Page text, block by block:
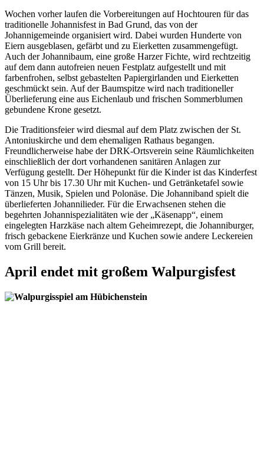
Wochen vorher laufen die Vorbereitungen auf Hochtouren für das
traditionelle Johannisfest in Bad Grund, das von der
Johannigemeinde organisiert wird. Dabei wurden Hunderte von
Eiern ausgeblasen, gefärbt und zu Eierketten zusammengefügt.
Auch der Johannibaum, eine große Harzer Fichte, wird rechtzeitig
auf dem dann autofreien neuen Festplatz aufgestellt und mit
farbenfrohen, selbst gebastelten Papiergirlanden und Eierketten
geschmückt sein. Auf der Baumspitze wird nach traditioneller
Überlieferung eine aus Eichenlaub und frischen Sommerblumen
gebundene Krone gesetzt.
Die Traditionsfeier wird diesmal auf dem Platz zwischen der St.
Antoniuskirche und dem ehemaligen Rathaus begangen.
Freundlicherweise habe der DRK-Ortsverein seine Räumlichkeiten
einschließlich der dort vorhandenen sanitären Anlagen zur
Verfügung gestellt. Der Höhepunkt für die Kinder ist das Kinderfest
von 15 Uhr bis 17.30 Uhr mit Kuchen- und Getränketafel sowie
Tänzen, Musik, Spielen und Polonäse. Die Johanniband spielt die
überlieferten Johannilieder. Für die Erwachsenen stehen die
begehrten Johannispezialitäten wie der „Käsenapp“, einem
eingelegten Harzkäse nach altem Geheimrezept, die Johanniburger,
frisch gebackene Eierkränze und Kuchen sowie andere Leckereien
vom Grill bereit.
April endet mit großem Walpurgisfest